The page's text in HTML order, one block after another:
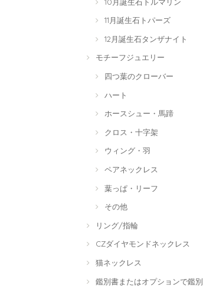
11月誕生石トパーズ
12月誕生石タンザナイト
モチーフジュエリー
四つ葉のクローバー
ハート
ホースシュー・馬蹄
クロス・十字架
ウィング・羽
ペアネックレス
葉っぱ・リーフ
その他
リング/指輪
CZダイヤモンドネックレス
猫ネックレス
鑑別書またはオプションで鑑別